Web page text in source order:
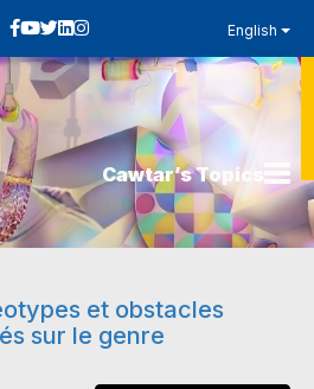
English
Cawtar’s Topics
et obstacles
sur le genre